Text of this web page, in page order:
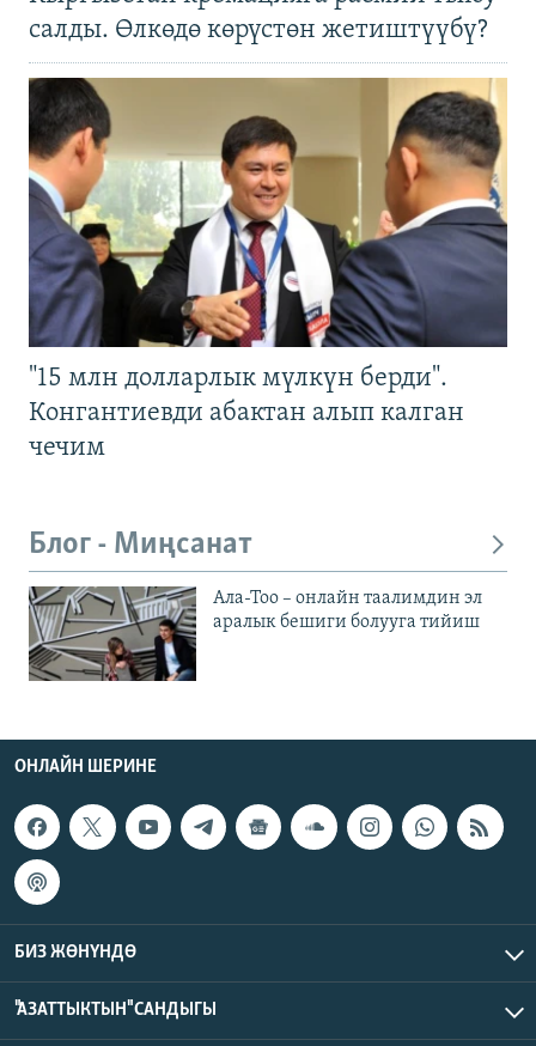
салды. Өлкөдө көрүстөн жетиштүүбү?
"15 млн долларлык мүлкүн берди".
Конгантиевди абактан алып калган
чечим
Блог - Миңсанат
Ала-Тоо – онлайн таалимдин эл
аралык бешиги болууга тийиш
ОНЛАЙН ШЕРИНЕ
БИЗ ЖӨНҮНДӨ
"АЗАТТЫКТЫН" САНДЫГЫ